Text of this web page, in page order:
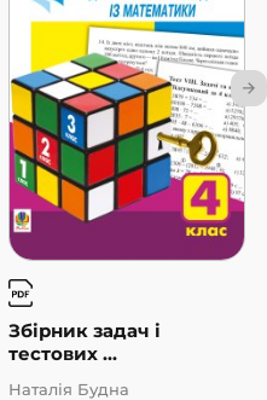
Збірник задач і
тестових ...
Наталія Будна